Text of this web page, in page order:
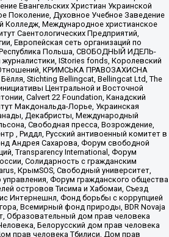
Евангельских Христиан Украинской
Поколение, Духовное Учебное Заведение
Колледж, Международное христианское
Саентологических Предприятий,
Европейская сеть организаций по
Польша, СВОБОДНЫЙ ИДЕЛЬ-
IStories fonds, Королевский
КРИМСЬКА ПРАВОЗАХИСНА
Stichting Bellingcat, Bellingcat Ltd, The
Центральной и Восточной
Calvert 22 Foundation, Канадский
Макдональда-Лорье, Украинская
Декабристы, Международный
Свободная пресса, Возрождение,
, Риддл, Русский антивоенный комитет в
Андрея Сахарова, Форум свободной
Transparеncy International, Форум
Солидарность с гражданским
КрымSOS, Свободный университет,
управления, Форум гражданского общества
островов Тисима и Хабомаи, Съезд
Интернешнл, Фонд борьбы с коррупцией
Всемирный фонд природы, BDR Novaja
Образовательный дом прав человека
Белорусский дом прав человека
прав человека Тбилиси, Дом прав